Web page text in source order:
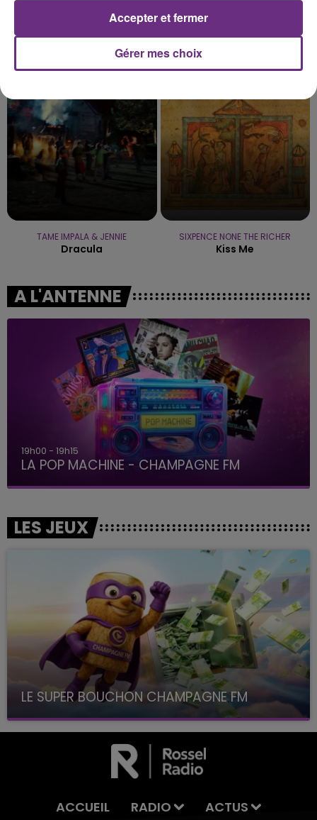
Les Nouveaux Soleils A Sky Full Of Stars
TAME IMPALA & JENNIE
Dracula
SIXPENCE NONE THE RICHER
Kiss Me
A L'ANTENNE
19h00 - 19h15
LA POP MACHINE - CHAMPAGNE FM
LES JEUX
LE SUPER BOUCHON CHAMPAGNE FM
avec La Famille Champagne FM, à 8H10
ACCUEIL RADIO ACTUS
Gérer mes choix
Accepter et fermer